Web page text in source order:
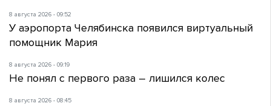
8 августа 2026 - 09:52
У аэропорта Челябинска появился виртуальный
помощник Мария
8 августа 2026 - 09:19
Не понял с первого раза – лишился колес
8 августа 2026 - 08:45